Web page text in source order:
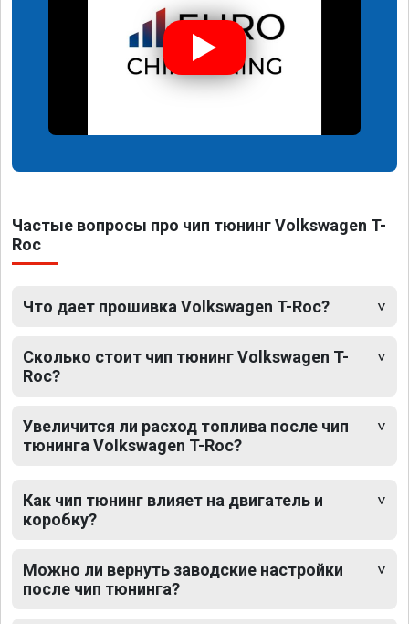
Частые вопросы про чип тюнинг Volkswagen T-
Roc
Что дает прошивка Volkswagen T-Roc?
Сколько стоит чип тюнинг Volkswagen T-
Roc?
Увеличится ли расход топлива после чип
тюнинга Volkswagen T-Roc?
Как чип тюнинг влияет на двигатель и
коробку?
Можно ли вернуть заводские настройки
после чип тюнинга?